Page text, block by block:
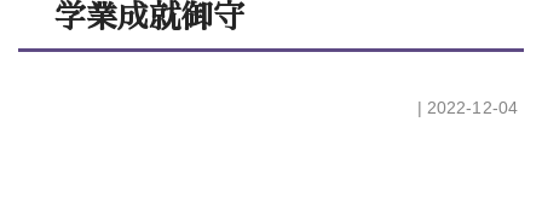
学業成就御守
| 2022-12-04